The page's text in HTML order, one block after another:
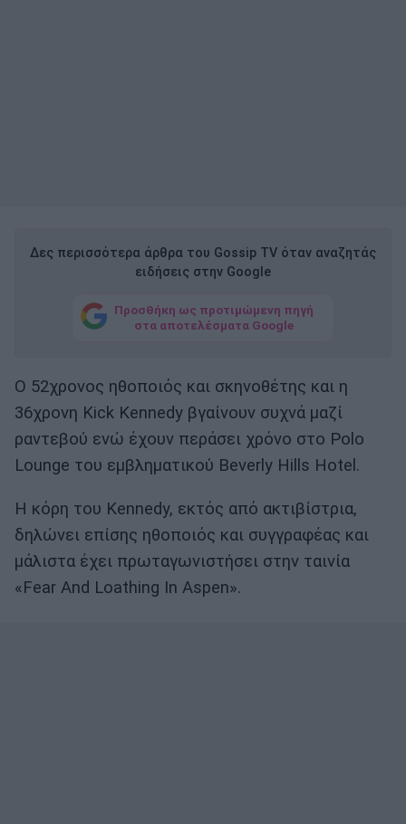
Δες περισσότερα άρθρα του Gossip TV όταν αναζητάς
ειδήσεις στην Google
Προσθήκη ως προτιμώμενη πηγή
στα αποτελέσματα Google
Ο 52χρονος ηθοποιός και σκηνοθέτης και η
36χρονη Kick Kennedy βγαίνουν συχνά μαζί
ραντεβού ενώ έχουν περάσει χρόνο στο Polo
Lounge του εμβληματικού Beverly Hills Hotel.
Η κόρη του Kennedy, εκτός από ακτιβίστρια,
δηλώνει επίσης ηθοποιός και συγγραφέας και
μάλιστα έχει πρωταγωνιστήσει στην ταινία
«Fear And Loathing In Aspen».